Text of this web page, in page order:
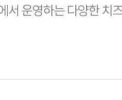
서 운영하는 다양한 치